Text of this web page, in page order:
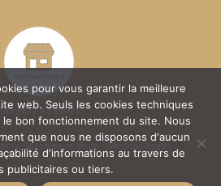
RDV à l'atelier
Générales de Vente
Mentions légales
pour vous garantir la meilleure
web. Seuls les cookies techniques
bon fonctionnement du site. Nous
que nous ne disposons d'aucun
d'informations au travers de
publicitaires ou tiers.